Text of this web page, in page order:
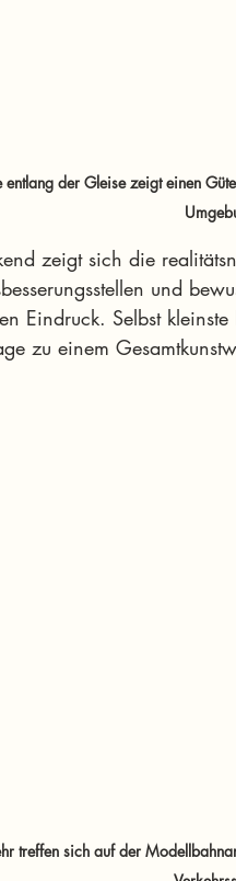
entlang der Gleise zeigt einen
zeigt sich die
und
Eindruck. Selbst
zu einem
treffen sich auf der